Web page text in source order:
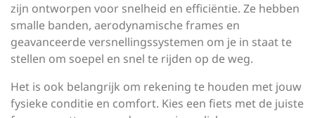
zijn ontworpen voor snelheid en efficiëntie. Ze hebben
smalle banden, aerodynamische frames en
geavanceerde versnellingssystemen om je in staat te
stellen om soepel en snel te rijden op de weg.
Het is ook belangrijk om rekening te houden met jouw
fysieke conditie en comfort. Kies een fiets met de juiste